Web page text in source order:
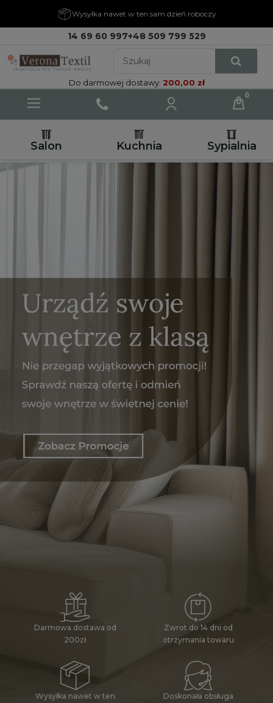
Wysyłka nawet w ten sam dzień roboczy
14 69 60 997+48 509 799 529
Do darmowej dostawy: 200,00 zł
Salon Kuchnia Sypialnia
Darmowa dostawa od
200zł
Zwrot do 14 dni od
otrzymania towaru
Wysyłka nawet w ten
Doskonała obsługa